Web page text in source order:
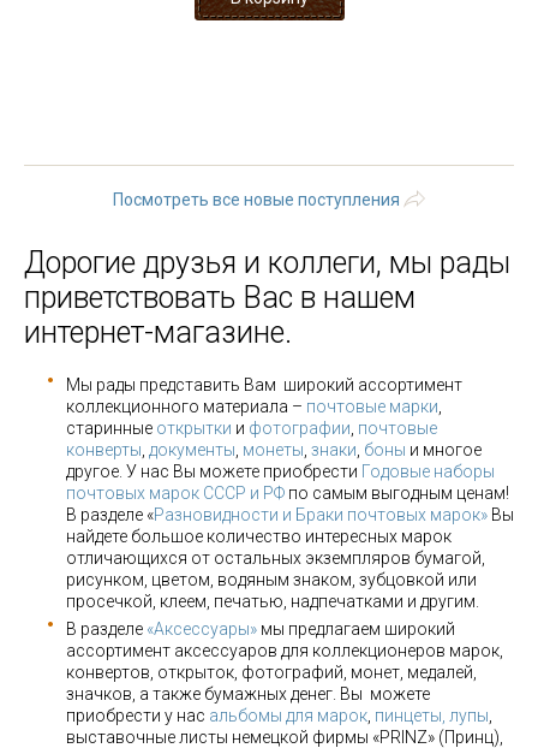
Посмотреть все новые поступления
Дорогие друзья и коллеги, мы рады
приветствовать Вас в нашем
интернет-магазине.
Мы рады представить Вам широкий ассортимент
коллекционного материала – почтовые марки
старинные открытки и фотографии почтовые
конверты документы монеты знаки боны и многое
другое. У нас Вы можете приобрести Годовые наборы
почтовых марок СССР и РФ по самым выгодным ценам!
В разделе «Разновидности и Браки почтовых марок» Вы
найдете большое количество интересных марок
отличающихся от остальных экземпляров бумагой,
рисунком, цветом, водяным знаком, зубцовкой или
просечкой, клеем, печатью, надпечатками и другим.
В разделе «Аксессуары» мы предлагаем широкий
ассортимент аксессуаров для коллекционеров марок,
конвертов, открыток, фотографий, монет, медалей,
значков, а также бумажных денег. Вы можете
приобрести у нас альбомы для марок пинцеты, лупы
выставочные листы немецкой фирмы «PRINZ» (Принц),